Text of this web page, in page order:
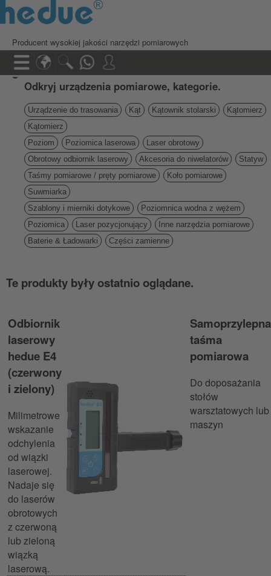
Producent wysokiej jakości narzędzi pomiarowych
Odkryj urządzenia pomiarowe, kategorie.
Urządzenie do trasowania Kąt Kątownik stolarski
Kątomierz
Kątomierz
Poziom
Poziomica laserowa
Laser obrotowy
Obrotowy odbiornik laserowy
Akcesoria do niwelatorów
Statyw
Taśmy pomiarowe / pręty pomiarowe
Koło pomiarowe
Suwmiarka
Szablony i mierniki dotykowe
Poziomnica wodna z wężem
Poziomica
Laser pozycjonujący
Inne narzędzia pomiarowe
Baterie & Ładowarki
Części zamienne
Te produkty były ostatnio oglądane.
Odbiornik
laserowy
hedue E4
(czerwony
i zielony)
Milimetrowe
wskazanie
odchylenia
od wiązki
laserowej.
Nadaje się
do laserów
obrotowych
z czerwoną
lub zieloną
wiązką
laserową.
Samoprzylepna
taśma
pomiarowa
Do doposażania
stołów
warsztatowych lub
maszyn